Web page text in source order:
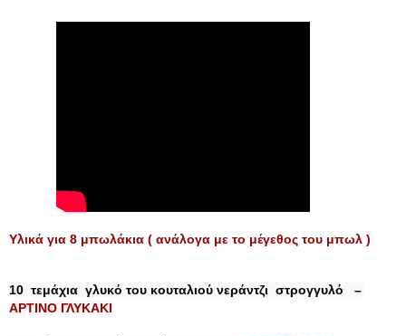
Υλικά για 8 μπωλάκια ( ανάλογα με το μέγεθος του μπωλ )
ΑΡΤΙΝΟ ΓΛΥΚΑΚΙ